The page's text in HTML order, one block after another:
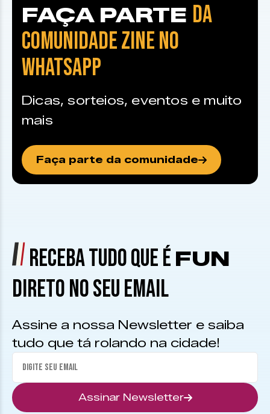
FAÇA PARTE DA
COMUNIDADE ZINE NO
WHATSAPP
Dicas, sorteios, eventos e muito
mais
Faça parte da comunidade
RECEBA TUDO QUE É FUN
DIRETO NO SEU EMAIL
Assine a nossa Newsletter e saiba
tudo que tá rolando na cidade!
Assinar Newsletter